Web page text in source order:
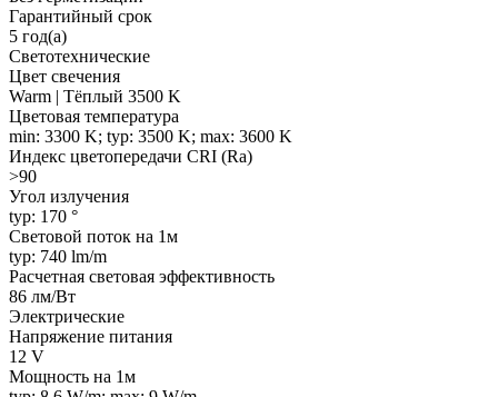
Гарантийный срок
5 год(а)
Светотехнические
Цвет свечения
Warm | Тёплый 3500 K
Цветовая температура
min: 3300 K; typ: 3500 K; max: 3600 K
Индекс цветопередачи CRI (Ra)
>90
Угол излучения
typ: 170 °
Световой поток на 1м
typ: 740 lm/m
Расчетная световая эффективность
86 лм/Вт
Электрические
Напряжение питания
12 V
Мощность на 1м